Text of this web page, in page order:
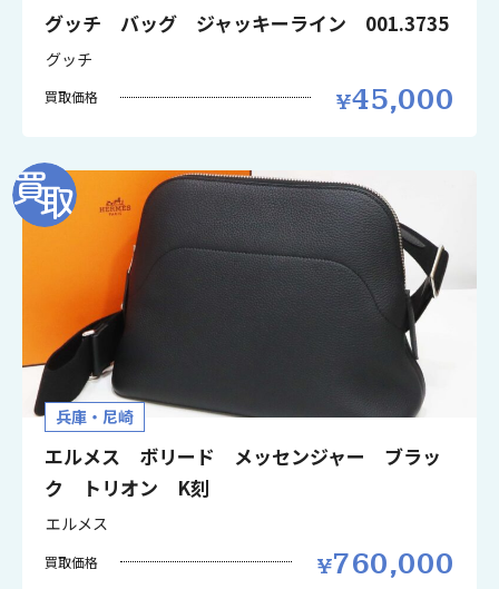
グッチ バッグ ジャッキーライン 001.3735
グッチ
買取価格 45,000
兵庫・尼崎
エルメス ボリード メッセンジャー ブラッ
ク トリオン K刻
エルメス
買取価格 760,000